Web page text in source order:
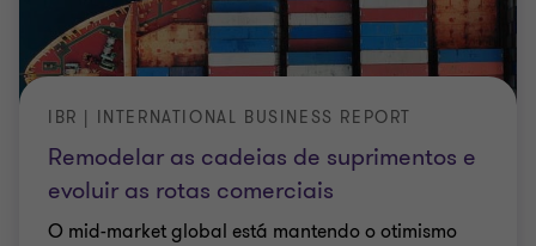
Remodelar as cadeias de suprimentos e
evoluir as rotas comerciais
IBR | INTERNATIONAL BUSINESS REPORT
O mid-market global está mantendo o otimismo